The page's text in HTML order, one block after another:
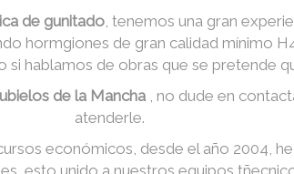
de gunitado, tenemos una gran
hormgiones de gran calidad mínimo
si hablamos de obras que se pretende
de la Mancha , no dude en
atenderle.
económicos, desde el año 2004,
esto unido a nuestros equipos